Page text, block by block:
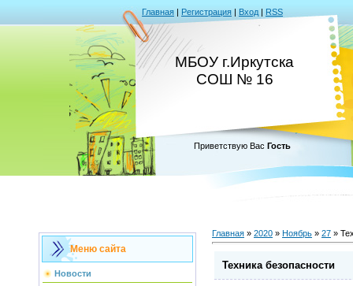
Главная | Регистрация | Вход | RSS
МБОУ г.Иркутска
СОШ № 16
Приветствую Вас Гость
Меню сайта
Новости
Главная » 2020 » Ноябрь » 27 »
Техника безопасности